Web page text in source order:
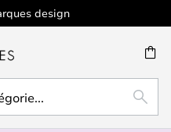
design